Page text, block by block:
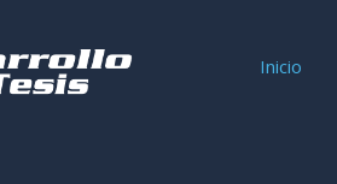
Inicio